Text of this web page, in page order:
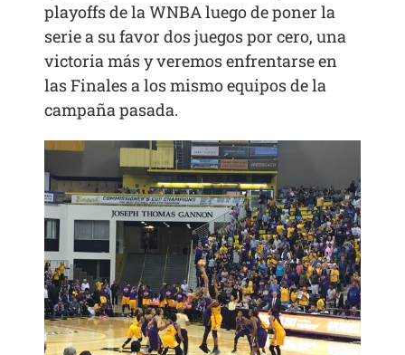
playoffs de la WNBA luego de poner la
serie a su favor dos juegos por cero, una
victoria más y veremos enfrentarse en
las Finales a los mismo equipos de la
campaña pasada.